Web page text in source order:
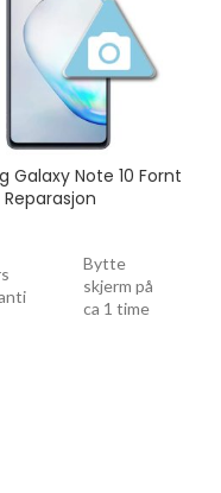
Galaxy Note 10 Fornt
Bytte
skjerm på
ca 1 time